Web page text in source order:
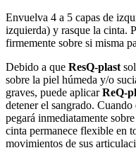
Envuelva 4 a 5 capas de
izquierda) y rasque la cinta.
firmemente sobre si misma
Debido a que ResQ-plast
sobre la piel húmeda y/o
graves, puede aplicarReQ-
detener el sangrado.
pegará inmediatamente
cinta permanece flexible en
movimientos de sus